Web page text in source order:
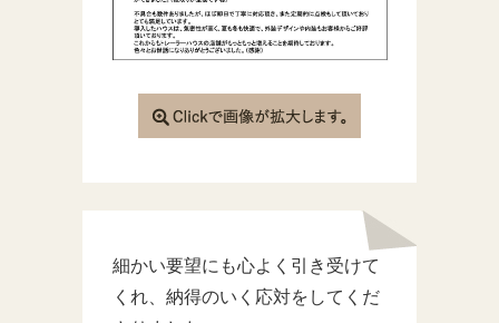
細かい要望にも心よく引き受けて
くれ、納得のいく応対をしてくだ